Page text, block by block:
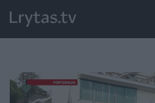
Paremkite Ukrainą